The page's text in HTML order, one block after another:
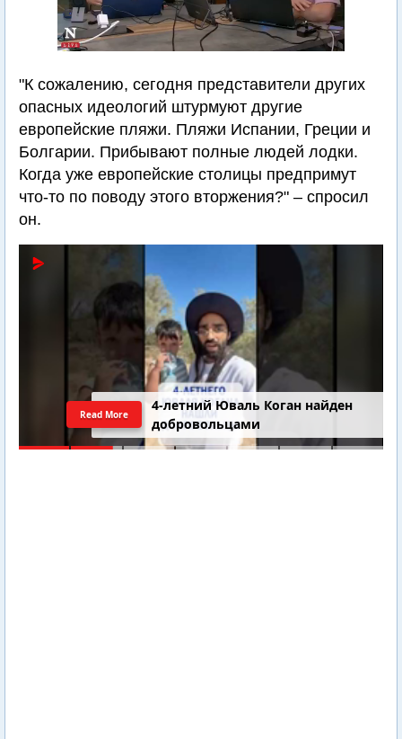
"К сожалению, сегодня представители других
опасных идеологий штурмуют другие
европейские пляжи. Пляжи Испании, Греции и
Болгарии. Прибывают полные людей лодки.
Когда уже европейские столицы предпримут
что-то по поводу этого вторжения?" – спросил
он.
4-летний Юваль Коган найден
добровольцами
Read More